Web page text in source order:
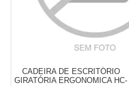
CADEIRA DE ESCRITÓRIO
GIRATÓRIA ERGONOMICA HC-